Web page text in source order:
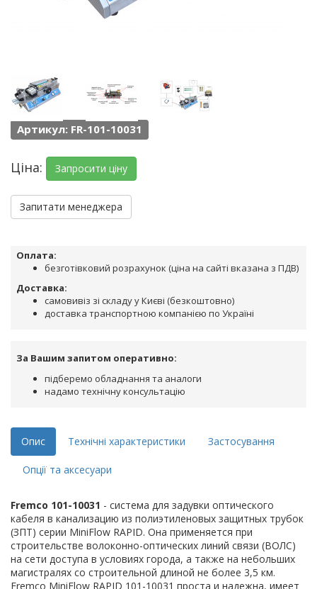
Артикул: FR-101-10031
Ціна: Запросити ціну
Запитати менеджера
Оплата:
безготівковий розрахунок (ціна на сайті вказана з ПДВ)
Доставка:
самовивіз зі складу у Києві (безкоштовно)
доставка транспортною компанією по Україні
За Вашим запитом оперативно:
підберемо обладнання та аналоги
надамо технічну консультацію
Опис Технічні характеристики Застосування
Опції та аксесуари
Fremco 101-10031 - система для задувки оптического
кабеля в канализацию из полиэтиленовых защитных трубок
(ЗПТ) серии MiniFlow RAPID. Она применяется при
строительстве волоконно-оптических линий связи (ВОЛС)
на сети доступа в условиях города, а также на небольших
магистралях со строительной длиной не более 3,5 км.
Fremco MiniFlow RAPID 101-10031 проста и надежна, имеет